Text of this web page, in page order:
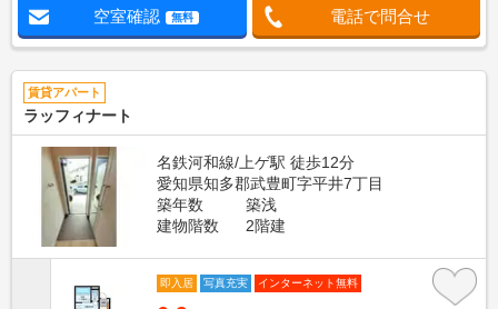
空室確認 無料 電話で問合せ
賃貸アパート
ラッフィナート
名鉄河和線/上ゲ駅 徒歩12分
愛知県知多郡武豊町字平井7丁目
築年数
築浅
建物階数
2階建
即入居 写真充実 インターネット無料